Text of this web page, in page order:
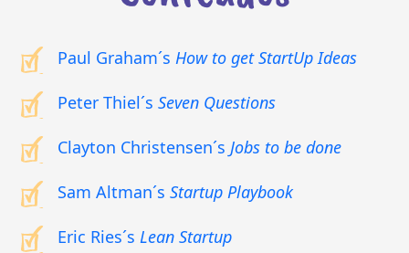
Paul Graham´s How to get StartUp Ideas
Peter Thiel´s Seven Questions
Clayton Christensen´s Jobs to be done
Sam Altman´s Startup Playbook
Eric Ries´s Lean Startup